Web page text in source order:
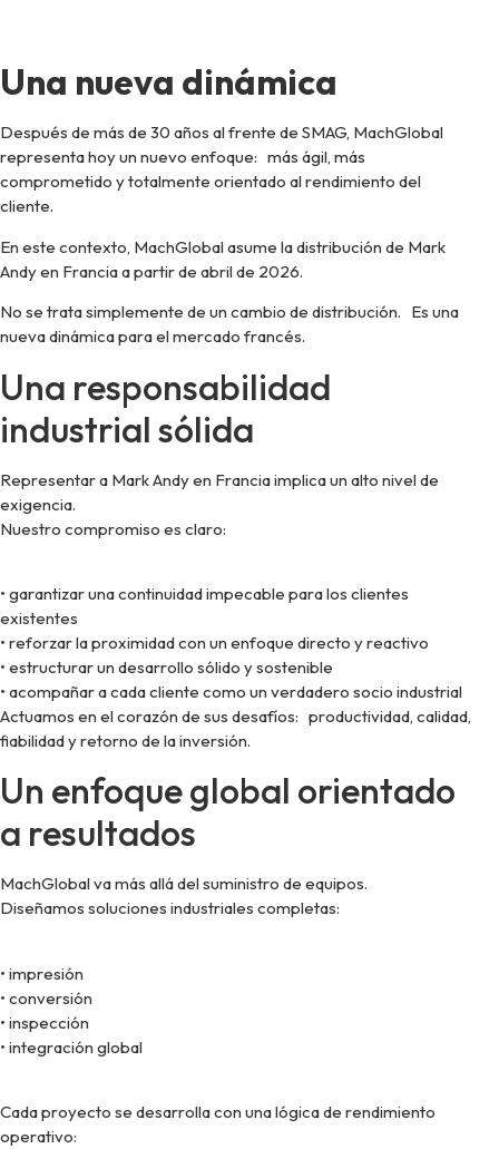
Una nueva dinámica
Después de más de 30 años al frente de SMAG, MachGlobal
representa hoy un nuevo enfoque: más ágil, más
comprometido y totalmente orientado al rendimiento del
cliente.
En este contexto, MachGlobal asume la distribución de Mark
Andy en Francia a partir de abril de 2026.
No se trata simplemente de un cambio de distribución. Es una
nueva dinámica para el mercado francés.
Una responsabilidad
industrial sólida
Representar a Mark Andy en Francia implica un alto nivel de
exigencia.
Nuestro compromiso es claro:
• garantizar una continuidad impecable para los clientes
existentes
• reforzar la proximidad con un enfoque directo y reactivo
• estructurar un desarrollo sólido y sostenible
• acompañar a cada cliente como un verdadero socio industrial
Actuamos en el corazón de sus desafíos: productividad, calidad,
fiabilidad y retorno de la inversión.
Un enfoque global orientado
a resultados
MachGlobal va más allá del suministro de equipos.
Diseñamos soluciones industriales completas:
• impresión
• conversión
• inspección
• integración global
Cada proyecto se desarrolla con una lógica de rendimiento
operativo: